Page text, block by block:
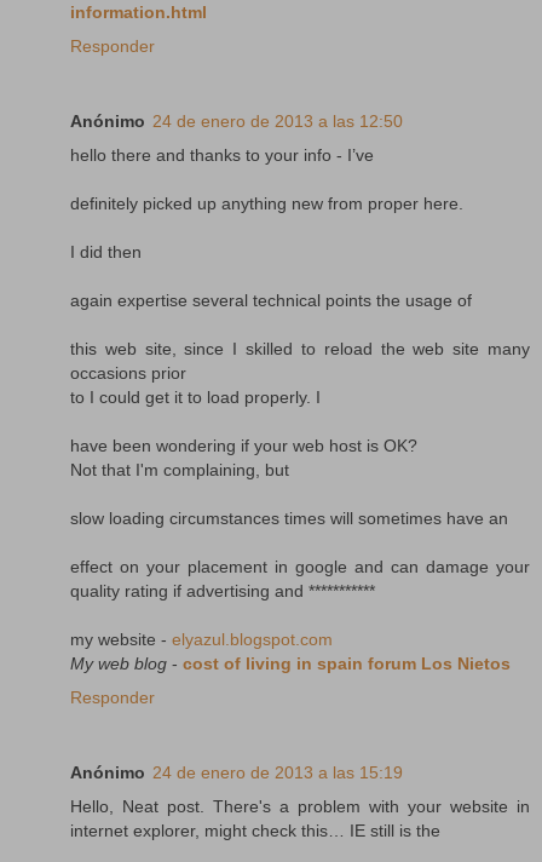
information.html
Responder
Anónimo 24 de enero de 2013 a las 12:50
hello there and thanks to your info - I’ve
definitely picked up anything new from proper here.
I did then
again expertise several technical points the usage of
this web site, since I skilled to reload the web site many
occasions prior
to I could get it to load properly. I
have been wondering if your web host is OK?
Not that I'm complaining, but
slow loading circumstances times will sometimes have an
effect on your placement in google and can damage your
quality rating if advertising and ***********
my website - elyazul.blogspot.com
My web blog - cost of living in spain forum Los Nietos
Responder
Anónimo 24 de enero de 2013 a las 15:19
Hello, Neat post. There's a problem with your website in
internet explorer, might check this… IE still is the